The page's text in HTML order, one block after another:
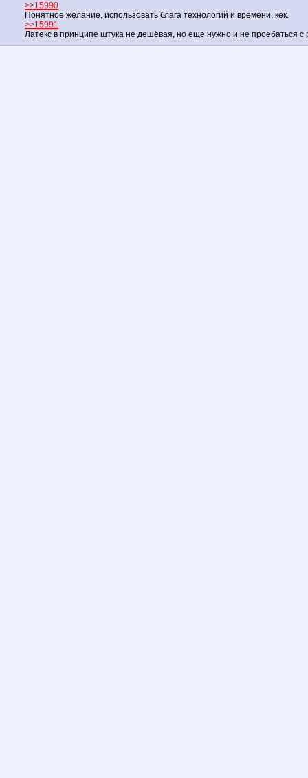
>>15990
Понятное желание, использовать блага технологий и времени, кек.
>>15991
Латекс в принципе штука не дешёвая, но еще нужно и не проебаться